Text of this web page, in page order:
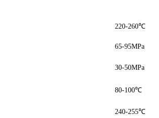
220-260℃
65-95MPa
30-50MPa
80-100℃
240-255℃